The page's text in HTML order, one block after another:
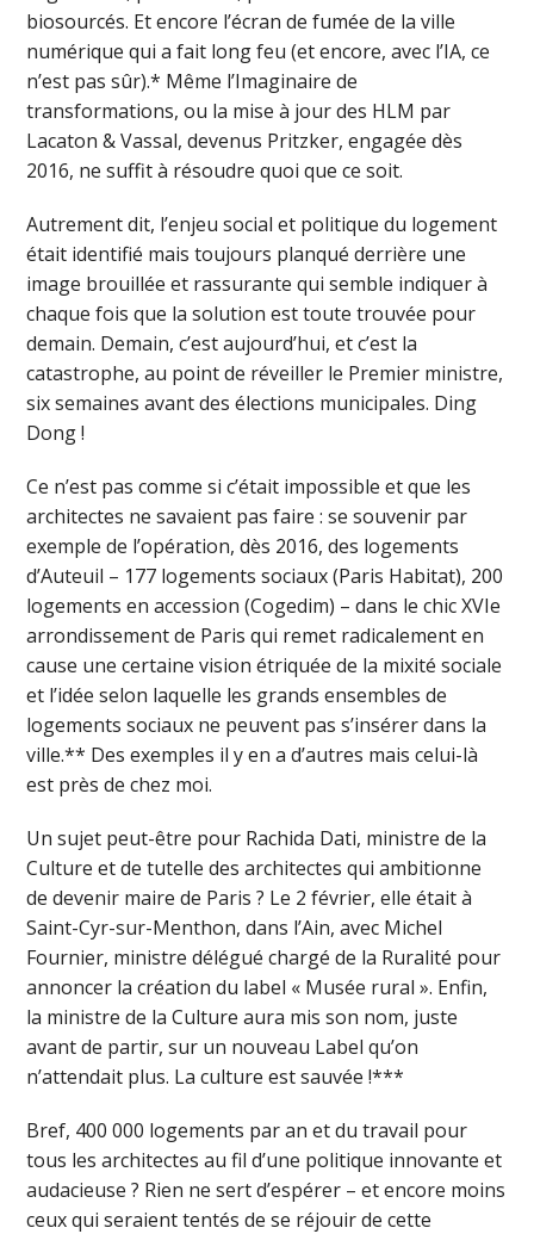
biosourcés. Et encore l’écran de fumée de la ville
numérique qui a fait long feu (et encore, avec l’IA, ce
n’est pas sûr).* Même l’Imaginaire de
transformations, ou la mise à jour des HLM par
Lacaton & Vassal, devenus Pritzker, engagée dès
2016, ne suffit à résoudre quoi que ce soit.
Autrement dit, l’enjeu social et politique du logement
était identifié mais toujours planqué derrière une
image brouillée et rassurante qui semble indiquer à
chaque fois que la solution est toute trouvée pour
demain. Demain, c’est aujourd’hui, et c’est la
catastrophe, au point de réveiller le Premier ministre,
six semaines avant des élections municipales. Ding
Dong !
Ce n’est pas comme si c’était impossible et que les
architectes ne savaient pas faire : se souvenir par
exemple de l’opération, dès 2016, des logements
d’Auteuil – 177 logements sociaux (Paris Habitat), 200
logements en accession (Cogedim) – dans le chic XVIe
arrondissement de Paris qui remet radicalement en
cause une certaine vision étriquée de la mixité sociale
et l’idée selon laquelle les grands ensembles de
logements sociaux ne peuvent pas s’insérer dans la
ville.** Des exemples il y en a d’autres mais celui-là
est près de chez moi.
Un sujet peut-être pour Rachida Dati, ministre de la
Culture et de tutelle des architectes qui ambitionne
de devenir maire de Paris ? Le 2 février, elle était à
Saint-Cyr-sur-Menthon, dans l’Ain, avec Michel
Fournier, ministre délégué chargé de la Ruralité pour
annoncer la création du label « Musée rural ». Enfin,
la ministre de la Culture aura mis son nom, juste
avant de partir, sur un nouveau Label qu’on
n’attendait plus. La culture est sauvée !***
Bref, 400 000 logements par an et du travail pour
tous les architectes au fil d’une politique innovante et
audacieuse ? Rien ne sert d’espérer – et encore moins
ceux qui seraient tentés de se réjouir de cette